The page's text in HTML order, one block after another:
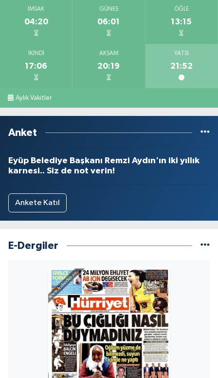
İMSAK
04:20
GÜNEŞ
06:01
ÖĞLE
13:15
İKINDI
17:06
AKŞAM
20:19
YATSI
21:52
Aylık Vakitler
Anket
Eyüp Belediye Başkanı Remzi Aydın'ın iki yıllık
karnesi.. Siz de not verin!
Ankete Katıl
E-Dergiler